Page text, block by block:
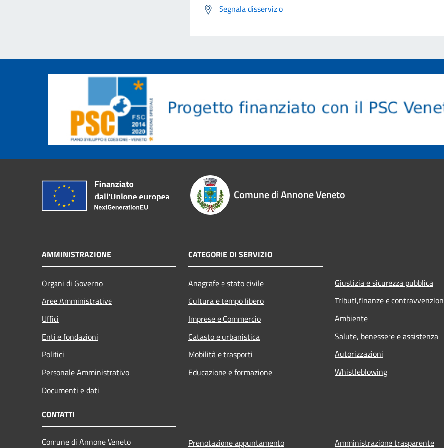
Segnala disservizio
Comune di Annone Veneto
AMMINISTRAZIONE
Organi di Governo
Aree Amministrative
Uffici
Enti e fondazioni
Politici
Personale Amministrativo
Documenti e dati
CATEGORIE DI SERVIZIO
Anagrafe e stato civile
Cultura e tempo libero
Imprese e Commercio
Catasto e urbanistica
Mobilità e trasporti
Educazione e formazione
Giustizia e sicurezza pubblica
Tributi,finanze e
Ambiente
Salute, benessere e assistenza
Autorizzazioni
Whistleblowing
CONTATTI
Comune di Annone Veneto Prenotazione appuntamento Amministrazione trasparente